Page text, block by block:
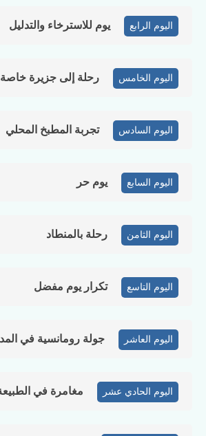
اليوم الرابع يوم للاسترخاء والتدليل
اليوم الخامس رحلة إلى جزيرة خاصة
اليوم السادس تجربة المطبخ المحلي
اليوم السابع يوم حر
اليوم الثامن رحلة بالمنطاد
اليوم التاسع تكرار يوم مفضل
اليوم العاشر جولة رومانسية في
اليوم الحادي عشر مغامرة في